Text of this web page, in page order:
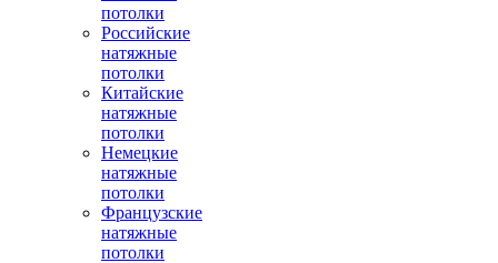
потолки
Российские
натяжные
потолки
Китайские
натяжные
потолки
Немецкие
натяжные
потолки
Французские
натяжные
потолки